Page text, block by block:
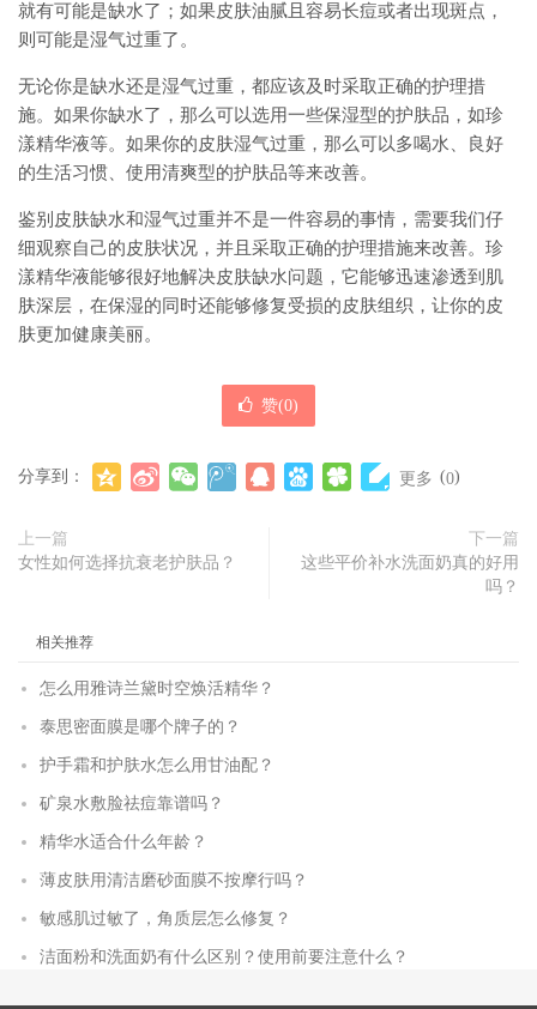
就有可能是缺水了；如果皮肤油腻且容易长痘或者出现斑点，
则可能是湿气过重了。
无论你是缺水还是湿气过重，都应该及时采取正确的护理措
施。如果你缺水了，那么可以选用一些保湿型的护肤品，如珍
漾精华液等。如果你的皮肤湿气过重，那么可以多喝水、良好
的生活习惯、使用清爽型的护肤品等来改善。
鉴别皮肤缺水和湿气过重并不是一件容易的事情，需要我们仔
细观察自己的皮肤状况，并且采取正确的护理措施来改善。珍
漾精华液能够很好地解决皮肤缺水问题，它能够迅速渗透到肌
肤深层，在保湿的同时还能够修复受损的皮肤组织，让你的皮
肤更加健康美丽。
赞(0)
分享到： 更多 (0)
上一篇
女性如何选择抗衰老护肤品？
下一篇
这些平价补水洗面奶真的好用
吗？
相关推荐
怎么用雅诗兰黛时空焕活精华？
泰思密面膜是哪个牌子的？
护手霜和护肤水怎么用甘油配？
矿泉水敷脸祛痘靠谱吗？
精华水适合什么年龄？
薄皮肤用清洁磨砂面膜不按摩行吗？
敏感肌过敏了，角质层怎么修复？
洁面粉和洗面奶有什么区别？使用前要注意什么？